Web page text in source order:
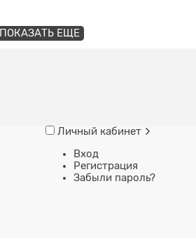
ПОКАЗАТЬ ЕЩЕ
Личный кабинет
Вход
Регистрация
Забыли пароль?